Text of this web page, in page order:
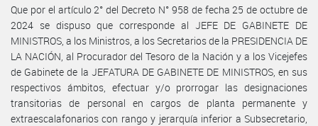
Que por el artículo 2° del Decreto N° 958 de fecha 25 de octubre de
2024 se dispuso que corresponde al JEFE DE GABINETE DE
MINISTROS, a los Ministros, a los Secretarios de la PRESIDENCIA DE
LA NACIÓN, al Procurador del Tesoro de la Nación y a los Vicejefes
de Gabinete de la JEFATURA DE GABINETE DE MINISTROS, en sus
respectivos ámbitos, efectuar y/o prorrogar las designaciones
transitorias de personal en cargos de planta permanente y
extraescalafonarios con rango y jerarquía inferior a Subsecretario,